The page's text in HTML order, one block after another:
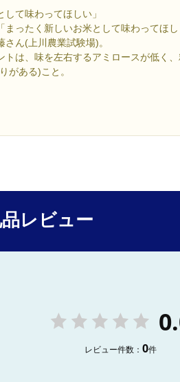
て味わってほしい」
まったく新しいお米として味わってほし
ん(上川農業試験場)。
トは、味を左右するアミロースが低く
がある)こと。
レビュー
レビュー件数： 0件